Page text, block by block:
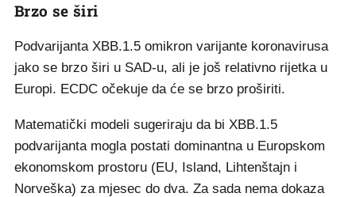
Brzo se širi
Podvarijanta XBB.1.5 omikron varijante koronavirusa
jako se brzo širi u SAD-u, ali je još relativno rijetka u
Europi. ECDC očekuje da će se brzo proširiti.
Matematički modeli sugeriraju da bi XBB.1.5
podvarijanta mogla postati dominantna u Europskom
ekonomskom prostoru (EU, Island, Lihtenštajn i
Norveška) za mjesec do dva. Za sada nema dokaza